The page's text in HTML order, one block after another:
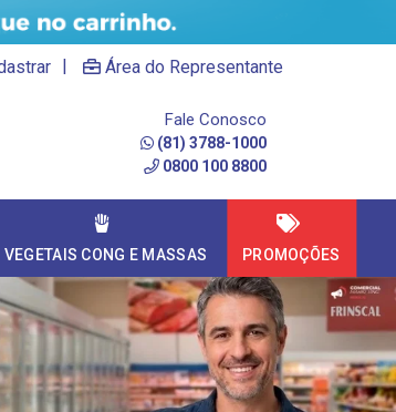
| Área do Representante
Fale Conosco
(81) 3788-1000
0800 100 8800
VEGETAIS CONG E MASSAS PROMOÇÕES